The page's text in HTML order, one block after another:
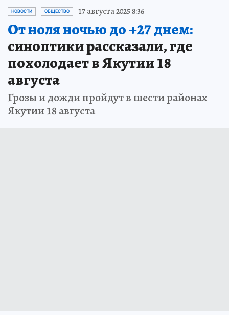
НОВОСТИ ОБЩЕСТВО 17 августа 2025 8:36
От ноля ночью до +27 днем:
синоптики рассказали, где
похолодает в Якутии 18
августа
Грозы и дожди пройдут в шести районах
Якутии 18 августа